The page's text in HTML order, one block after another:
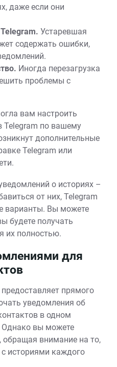
даже если они
Устаревшая
содержать ошибки,
Иногда перезагрузка
проблемы с
вам настроить
Telegram по вашему
дополнительные
Telegram или
о историях –
от них, Telegram
варианты. Вы можете
будете получать
их полностью.
для
прямого
уведомления об
в одном
вы можете
обращая внимание на то,
историями каждого